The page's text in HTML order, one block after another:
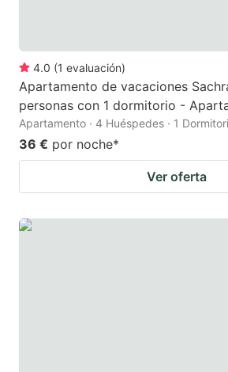
4.0 (1 evaluación)
Apartamento de vacaciones
personas con 1 dormitorio -
Apartamento · 4 Huéspedes · 1
36 € por noche*
Ver oferta